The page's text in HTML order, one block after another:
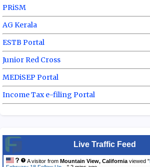
PRiSM
AG Kerala
ESTB Portal
Junior Red Cross
MEDiSEP Portal
Income Tax e-filing Portal
Live Traffic Feed
A visitor from Mountain View, California viewed "